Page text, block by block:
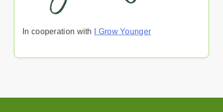
In cooperation with I Grow Younger